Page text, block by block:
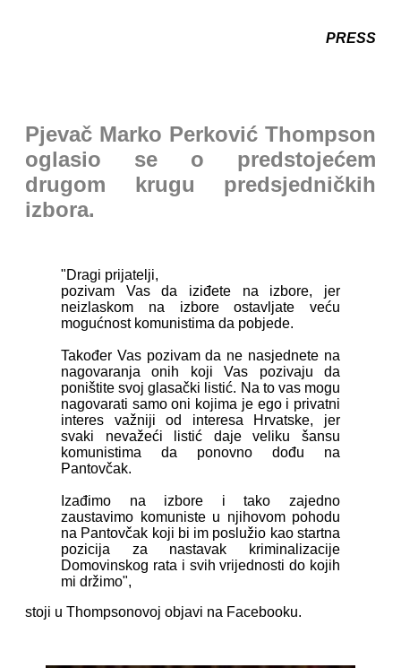
PRESS
Pjevač Marko Perković Thompson
oglasio se o predstojećem
drugom krugu predsjedničkih
izbora.
"Dragi prijatelji,
pozivam Vas da iziđete na izbore, jer
neizlaskom na izbore ostavljate veću
mogućnost komunistima da pobjede.
Također Vas pozivam da ne nasjednete na
nagovaranja onih koji Vas pozivaju da
poništite svoj glasački listić. Na to vas mogu
nagovarati samo oni kojima je ego i privatni
interes važniji od interesa Hrvatske, jer
svaki nevažeći listić daje veliku šansu
komunistima da ponovno dođu na
Pantovčak.
Izađimo na izbore i tako zajedno
zaustavimo komuniste u njihovom pohodu
na Pantovčak koji bi im poslužio kao startna
pozicija za nastavak kriminalizacije
Domovinskog rata i svih vrijednosti do kojih
mi držimo",
stoji u Thompsonovoj objavi na Facebooku.